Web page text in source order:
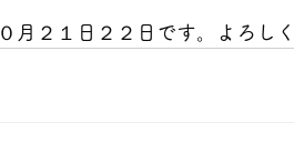
月２１日２２日です。よろし